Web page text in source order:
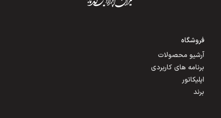
فروشگاه
آرشیو محصولات
برنامه های کاربردی
اپلیکاتور
برند